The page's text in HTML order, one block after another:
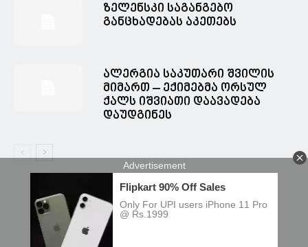
ზელენსკი საგანგებო
განცხადებას აკეთებს
ალერგია საკუთარი შვილის
მიმართ – ექიმებმა ორსულ
ქალს იშვიათი დაავადება
დაუდგინეს
© Spacesnews • სფეისნიუსი